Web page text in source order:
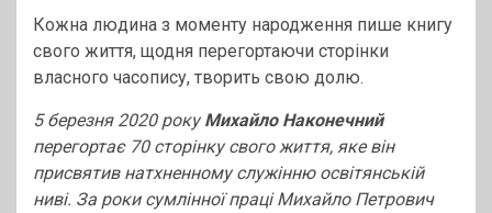
Кожна людина з моменту народження пише книгу
свого життя, щодня перегортаючи сторінки
власного часопису, творить свою долю.
5 березня 2020 рокуМихайло Наконечний
перегортає 70 сторінку свого життя, яке він
присвятив натхненному служінню освітянській
ниві. За роки сумлінної праці Михайло Петрович